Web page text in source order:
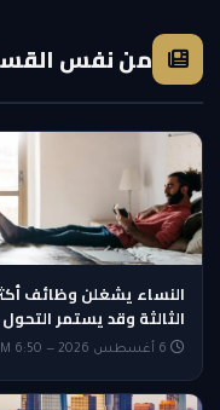
من نفس
النساء يشغلن وظائف
الثالثة وقد يستمر التحول